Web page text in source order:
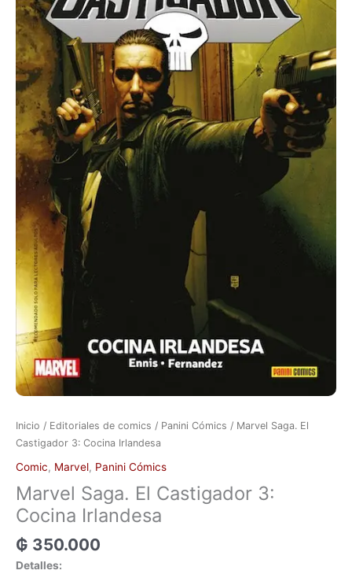
Inicio / Editoriales de comics / Panini Cómics / Marvel Saga. El
Castigador 3: Cocina Irlandesa
Comic, Marvel, Panini Cómics
Marvel Saga. El Castigador 3:
Cocina Irlandesa
₲ 350.000
Detalles:
Cocina
Irlandesa
cantidad